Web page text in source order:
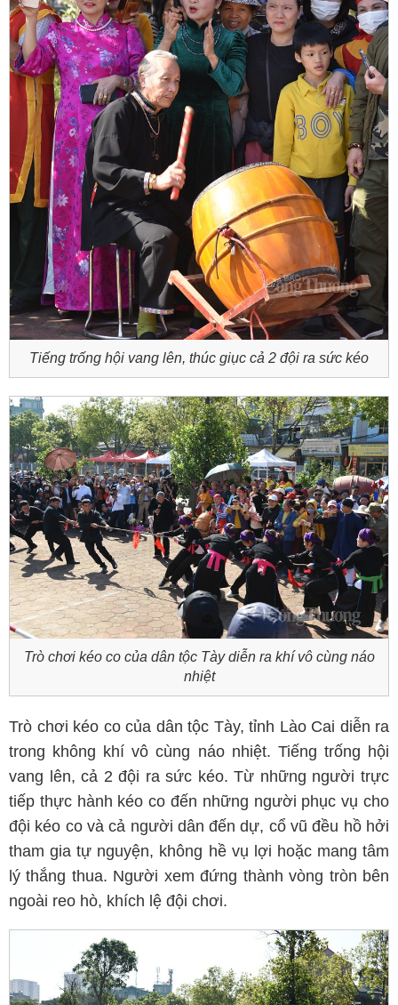
Tiếng trống hội vang lên, thúc giục cả 2 đội ra sức kéo
Trò chơi kéo co của dân tộc Tày diễn ra khí vô cùng náo
nhiệt
Trò chơi kéo co của dân tộc Tày, tỉnh Lào Cai diễn ra
trong không khí vô cùng náo nhiệt. Tiếng trống hội
vang lên, cả 2 đội ra sức kéo. Từ những người trực
tiếp thực hành kéo co đến những người phục vụ cho
đội kéo co và cả người dân đến dự, cổ vũ đều hồ hởi
tham gia tự nguyện, không hề vụ lợi hoặc mang tâm
lý thắng thua. Người xem đứng thành vòng tròn bên
ngoài reo hò, khích lệ đội chơi.